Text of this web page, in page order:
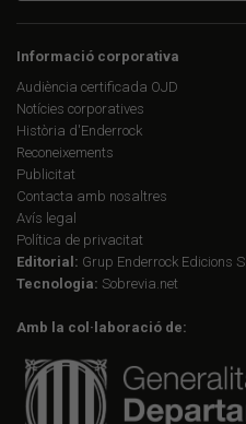
Informació corporativa
Audiència certificada OJD
Notícies corporatives
Història d'Enderrock
Reconeixements
Publicitat
Contacta amb nosaltres
Avís legal
Política de privacitat
Editorial: Grup Enderrock Edicions
Tecnologia: Sobrevia.net
Amb la col·laboració de: